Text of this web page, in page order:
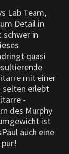
Lab Team,
Detail in
schwer in
quasi
mit einer
selten erlebt
-
des Murphy
ist
auch eine